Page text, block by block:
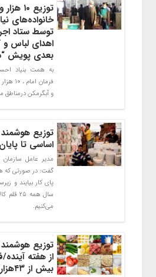
توزیع
خانواده‌های
توسط ستاد
اهدای لباس
بعدی پویش
به همت بنیاد
فرمان
و آبگرمکن درمناطق
اساسی تا
مدیر عامل سازمان
گفت: در صورتی که
پای کار بیایند و
سال همه
می‌کنیم.
توزیع
از هفته
بیش از ۴۳هزارتومان تخلف است